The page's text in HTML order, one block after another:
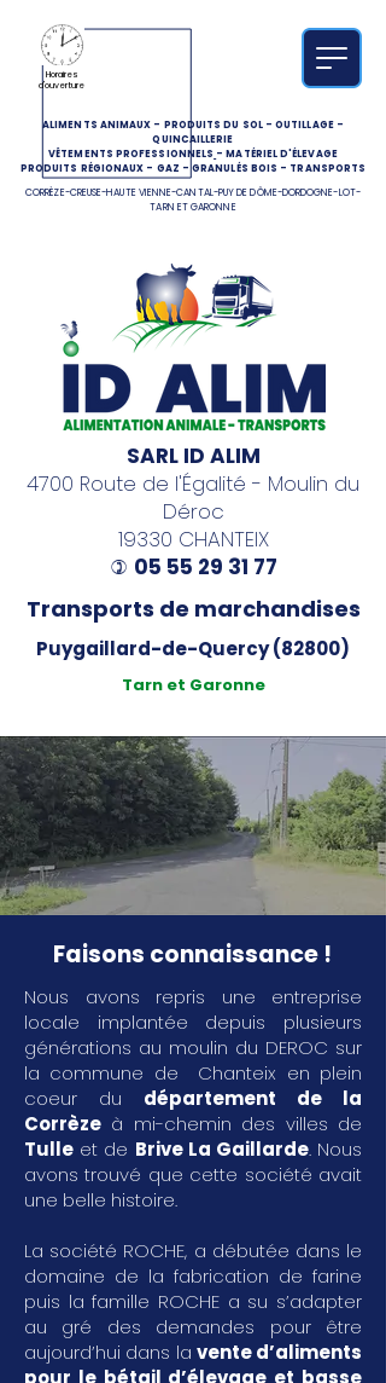
ALIMENTS ANIMAUX - PRODUITS DU SOL-OUTILLAGE-
QUINCAILLERIE
VÊTEMENTS PROFESSIONNELS -MATÉRIEL D'ÉLEVAGE
PRODUITS RÉGIONAUX - GAZ -GRANULÉS BOIS - TRANSPORTS
CORRÈZE-CREUSE-HAUTE VIENNE-CANTAL-PUY DE DÔME-DORDOGNE-LOT-
TARN ET GARONNE
Horaires
d'ouverture
SARL ID ALIM
4700 Route de l'Égalité - Moulin du
Déroc
19330 CHANTEIX
) 05 55 29 31 77
Transports de marchandises
Puygaillard-de-Quercy (82800)
Tarn et Garonne
Faisons connaissance !
Nous avons repris une entreprise
locale implantée depuis plusieurs
générations au moulin du DEROC sur
la commune de Chanteix en plein
coeur du département de la
Corrèze à mi-chemin des villes de
Tulle et de Brive La Gaillarde. Nous
avons trouvé que cette société avait
une belle histoire.
La société ROCHE, a débutée dans le
domaine de la fabrication de farine
puis la famille ROCHE a su s’adapter
au gré des demandes pour être
aujourd’hui dans la vente d’aliments
pour le bétail d’élevage et basse